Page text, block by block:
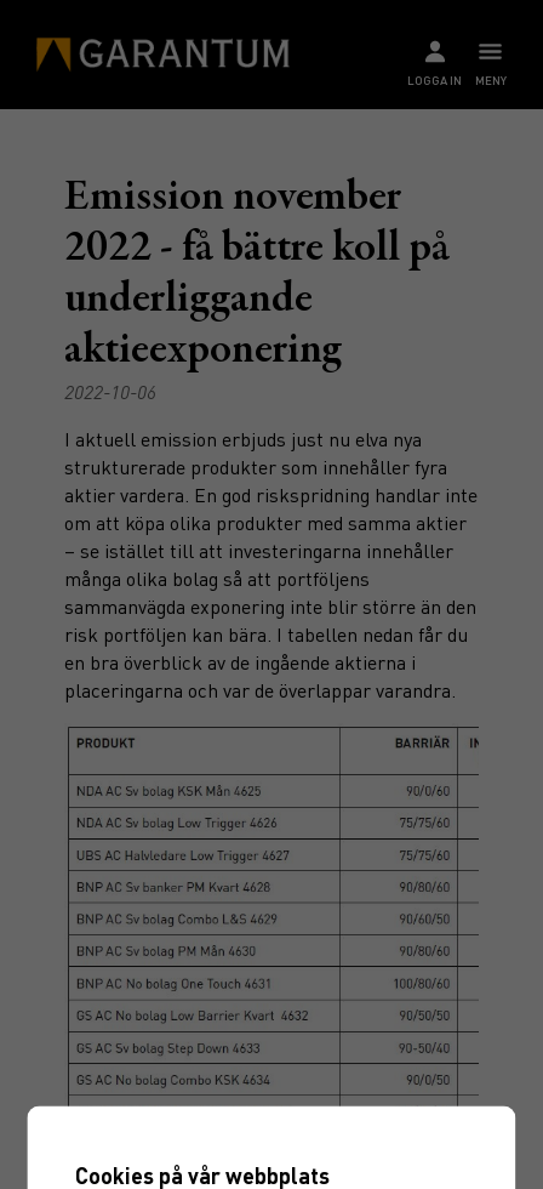
MENY
LOGGA IN
Emission november
2022 - få bättre koll på
underliggande
aktieexponering
2022-10-06
I aktuell emission erbjuds just nu elva nya
strukturerade produkter som innehåller fyra
aktier vardera. En god riskspridning handlar inte
om att köpa olika produkter med samma aktier
– se istället till att investeringarna innehåller
många olika bolag så att portföljens
sammanvägda exponering inte blir större än den
risk portföljen kan bära. I tabellen nedan får du
en bra överblick av de ingående aktierna i
placeringarna och var de överlappar varandra.
Cookies på vår webbplats